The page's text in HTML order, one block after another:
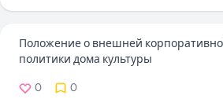
Положение о внешней
политики дома культуры
0 0